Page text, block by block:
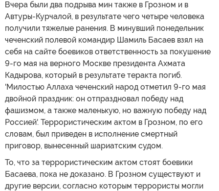
Вчера были два подрыва мин также в Грозном и в
Автуры-Курчалой, в результате чего четыре человека
получили тяжелые ранения. В минувший понедельник
чеченский полевой командир Шамиль Басаев взял на
себя на сайте боевиков ответственность за покушение
9-го мая на верного Москве президента Ахмата
Кадырова, который в результате теракта погиб.
'Милостью Аллаха чеченский народ отметил 9-го мая
двойной праздник: он отпраздновал победу над
фашизмом, а также маленькую, но важную победу над
Россией'. Террористическим актом в Грозном, по его
словам, был приведен в исполнение смертный
приговор, вынесенный шариатским судом.
То, что за террористическим актом стоят боевики
Басаева, пока не доказано. В Грозном существуют и
другие версии, согласно которым террористы могли